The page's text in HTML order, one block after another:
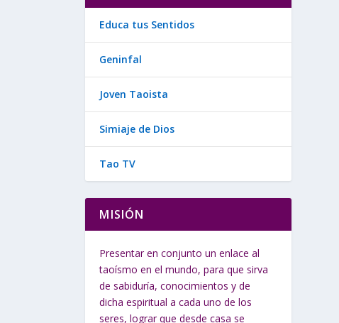
Educa tus Sentidos
Geninfal
Joven Taoista
Simiaje de Dios
Tao TV
MISIÓN
Presentar en conjunto un enlace al
taoísmo en el mundo, para que sirva
de sabiduría, conocimientos y de
dicha espiritual a cada uno de los
seres, lograr que desde casa se